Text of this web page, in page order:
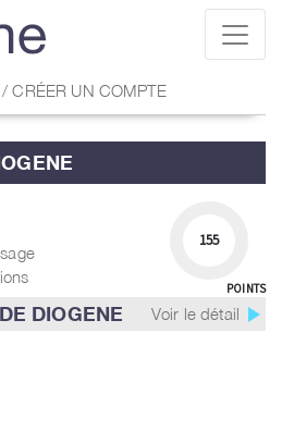
CRÉER UN COMPTE
155
POINTS
DIOGENE Voir le détail play_arrow